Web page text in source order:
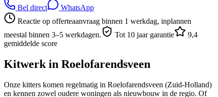
Bel direct
WhatsApp
Reactie op offerteaanvraag binnen 1 werkdag, inplannen
meestal binnen 3–5 werkdagen.
Tot 10 jaar garantie
9,4
gemiddelde score
Kitwerk in Roelofarendsveen
Onze kitters komen regelmatig in Roelofarendsveen (Zuid-Holland)
en kennen zowel oudere woningen als nieuwbouw in de regio. Of